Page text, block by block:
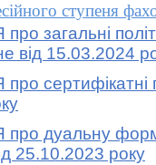
ступеня
загальні
від 15.03.2024
сертифікатні
дуальну форму
25.10.2023 року